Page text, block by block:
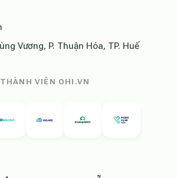
Vương, P. Thuận Hóa, TP. Huế
THÀNH VIÊN OHI.VN